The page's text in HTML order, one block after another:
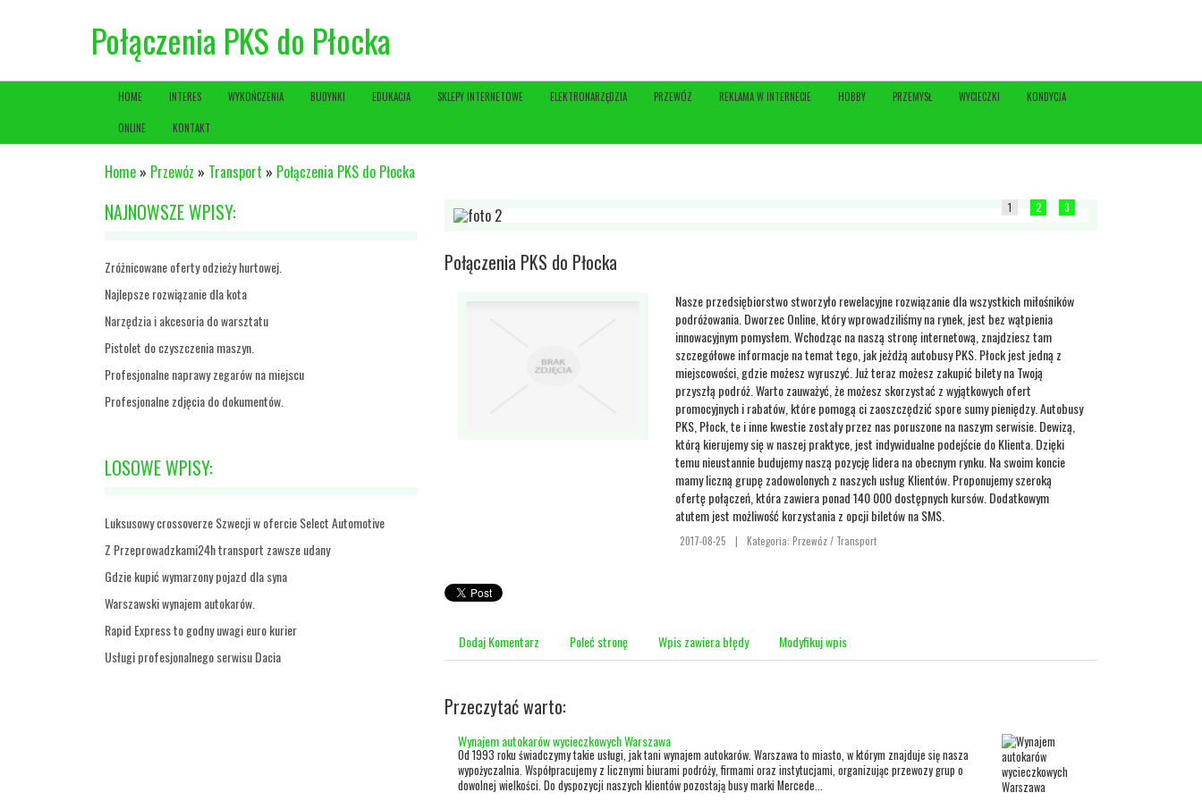
Połączenia PKS do Płocka
HOME INTERES WYKOŃCZENIA BUDYNKI EDUKACJA SKLEPY INTERNETOWE ELEKTRONARZĘDZIA PRZEWÓZ REKLAMA W INTERNECIE HOBBY PRZEMYSŁ WYCIECZKI KONDYCJA
ONLINE KONTAKT
Home » Przewóz » Transport » Połączenia PKS do Płocka
NAJNOWSZE WPISY:
Zróżnicowane oferty odzieży hurtowej.
Najlepsze rozwiązanie dla kota
Narzędzia i akcesoria do warsztatu
Pistolet do czyszczenia maszyn.
Profesjonalne naprawy zegarów na miejscu
Profesjonalne zdjęcia do dokumentów.
LOSOWE WPISY:
Luksusowy crossoverze Szwecji w ofercie Select Automotive
Z Przeprowadzkami24h transport zawsze udany
Gdzie kupić wymarzony pojazd dla syna
Warszawski wynajem autokarów.
Rapid Express to godny uwagi euro kurier
Usługi profesjonalnego serwisu Dacia
1 2 3
Połączenia PKS do Płocka
Nasze przedsiębiorstwo stworzyło rewelacyjne rozwiązanie dla wszystkich miłośników
podróżowania. Dworzec Online, który wprowadziliśmy na rynek, jest bez wątpienia
innowacyjnym pomysłem. Wchodząc na naszą stronę internetową, znajdziesz tam
szczegółowe informacje na temat tego, jak jeżdżą autobusy PKS. Płock jest jedną z
miejscowości, gdzie możesz wyruszyć. Już teraz możesz zakupić bilety na Twoją
przyszłą podróż. Warto zauważyć, że możesz skorzystać z wyjątkowych ofert
promocyjnych i rabatów, które pomogą ci zaoszczędzić spore sumy pieniędzy. Autobusy
PKS, Płock, te i inne kwestie zostały przez nas poruszone na naszym serwisie. Dewizą,
którą kierujemy się w naszej praktyce, jest indywidualne podejście do Klienta. Dzięki
temu nieustannie budujemy naszą pozycję lidera na obecnym rynku. Na swoim koncie
mamy liczną grupę zadowolonych z naszych usług Klientów. Proponujemy szeroką
ofertę połączeń, która zawiera ponad 140 000 dostępnych kursów. Dodatkowym
atutem jest możliwość korzystania z opcji biletów na SMS.
2017-08-25 | Kategoria: Przewóz / Transport
Dodaj Komentarz Poleć stronę Wpis zawiera błędy Modyfikuj wpis
Przeczytać warto:
Wynajem autokarów wycieczkowych Warszawa
Od 1993 roku świadczymy takie usługi, jak tani wynajem autokarów. Warszawa to miasto, w którym znajduje się nasza
wypożyczalnia. Współpracujemy z licznymi biurami podróży, firmami oraz instytucjami, organizując przewozy grup o
dowolnej wielkości. Do dyspozycji naszych klientów pozostają busy marki Mercede...